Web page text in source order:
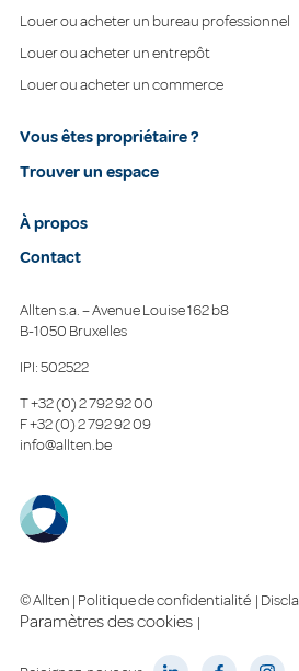
Louer ou acheter un bureau professionnel
Louer ou acheter un entrepôt
Louer ou acheter un commerce
Vous êtes propriétaire ?
Trouver un espace
À propos
Contact
Allten s.a. – Avenue Louise 162 b8
B-1050 Bruxelles
IPI: 502522
T+32 (0) 2 792 92 00
F+32 (0) 2 792 92 09
info@allten.be
© Allten | Politique de confidentialité |
Paramètres des cookies |